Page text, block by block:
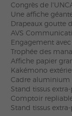
Congrès de
Une affiche
Drapeaux goutte
AVS
Engagement
Trophée des
Affiche papier
Kakémono
Cadre aluminium
Stand tissus
Comptoir
Stand tissus